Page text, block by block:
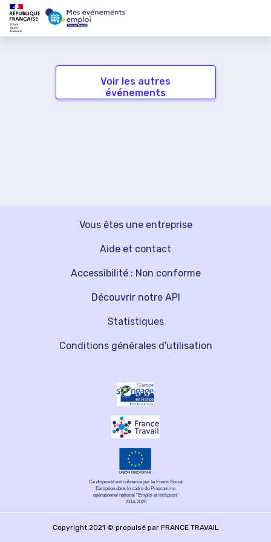
Voir les autres
événements
Vous êtes une entreprise
Découvrir notre API
Aide et contact
Statistiques
Accessibilité : Non conforme
Conditions générales d'utilisation
Ce dispositif est cofinancé par le Fonds Social
Européen dans le cadre du Programme
opérationnel national "Emploi et inclusion"
2014-2020
Copyright 2021 © propulsé par FRANCE TRAVAIL